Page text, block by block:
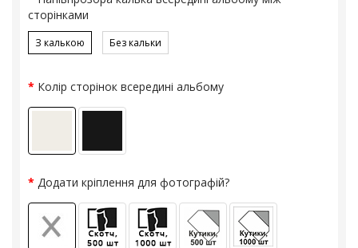
сторінками
З калькою Без кальки
Колір сторінок всередині альбому
Додати кріплення для фотографій?